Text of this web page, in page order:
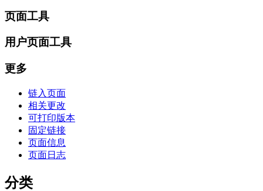
页面工具
用户页面工具
更多
链入页面
相关更改
可打印版本
固定链接
页面信息
页面日志
分类